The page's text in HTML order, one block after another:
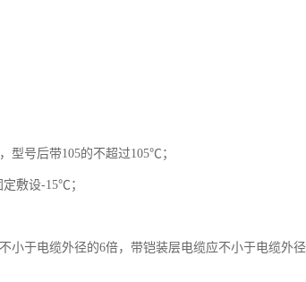
型号后带105的不超过105℃；
敷设-15℃；
小于电缆外径的6倍，带铠装层电缆应不小于电缆外径